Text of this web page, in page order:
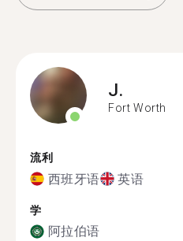
J.
Fort Worth
流利
西班牙语 英语
学
阿拉伯语